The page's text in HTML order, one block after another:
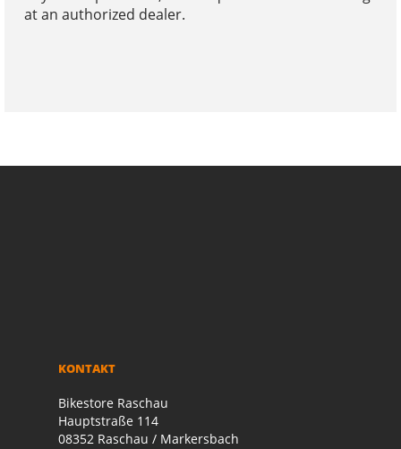
at an authorized dealer.
KONTAKT
Bikestore Raschau
Hauptstraße 114
08352 Raschau / Markersbach